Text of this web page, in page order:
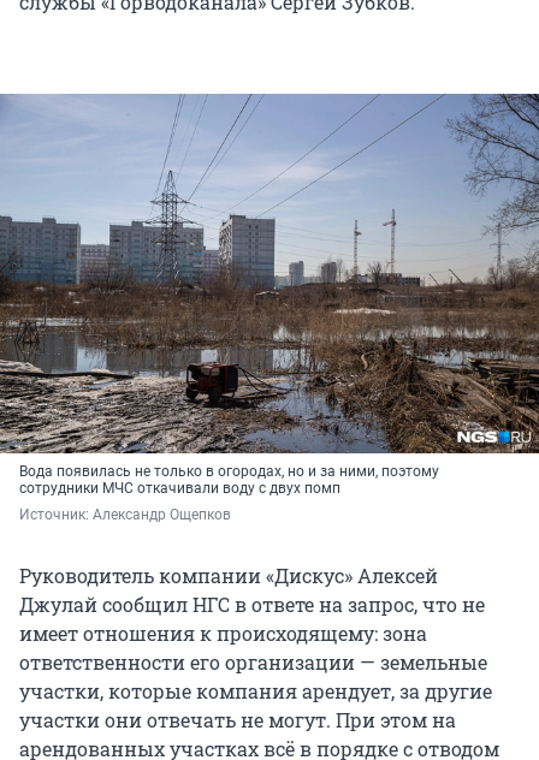
Вода появилась не только в огородах, но и за ними, поэтому
сотрудники МЧС откачивали воду с двух помп
Источник: Александр Ощепков
Руководитель компании «Дискус» Алексей
Джулай сообщил НГС в ответе на запрос, что не
имеет отношения к происходящему: зона
ответственности его организации — земельные
участки, которые компания арендует, за другие
участки они отвечать не могут. При этом на
арендованных участках всё в порядке с отводом